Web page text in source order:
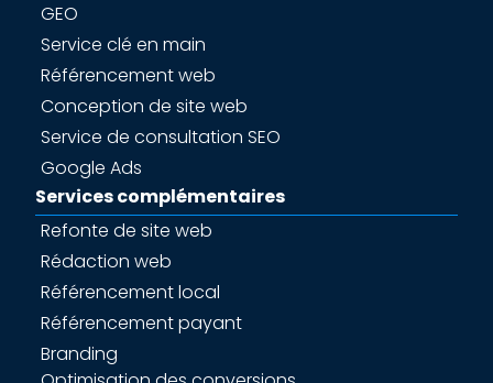
GEO
Service clé en main
Référencement web
Conception de site web
Service de consultation SEO
Google Ads
Services complémentaires
Refonte de site web
Rédaction web
Référencement local
Référencement payant
Branding